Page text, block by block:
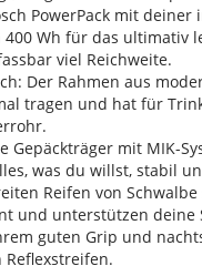
PowerPack mit
400 Wh für das ultimativ
viel Reichweite.
Der Rahmen aus
tragen und hat für
Gepäckträger mit MIK-
was du willst, stabil
Reifen von
und unterstützen deine
guten Grip und